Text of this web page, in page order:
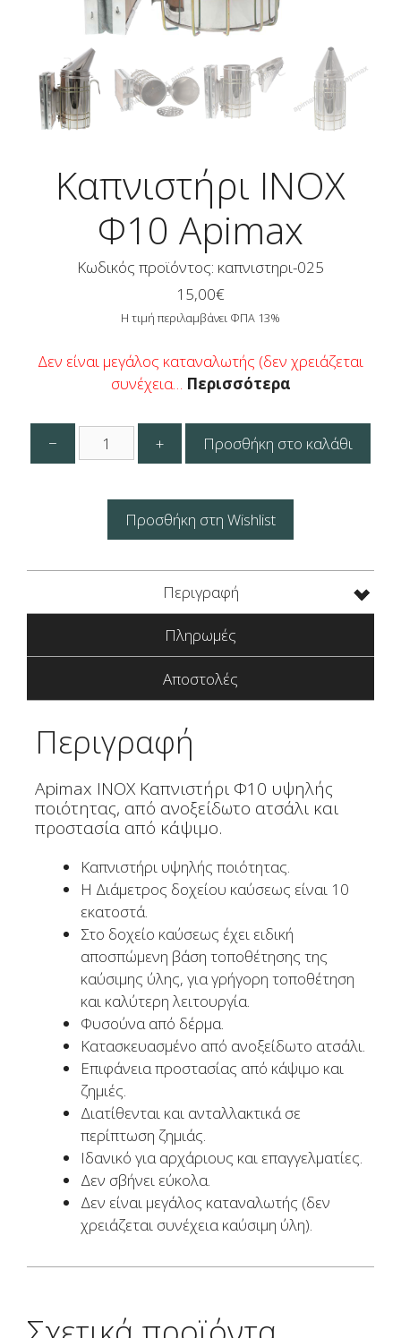
Καπνιστήρι INOX
Φ10 Apimax
Κωδικός προϊόντος: καπνιστηρι-025
15,00€
Η τιμή περιλαμβάνει ΦΠΑ 13%
Δεν είναι μεγάλος καταναλωτής (δεν χρειάζεται
συνέχεια… Περισσότερα
−
Καπνιστήρι
INOX
Apimax
ποσότητα
+ Προσθήκη στο καλάθι
Προσθήκη στη Wishlist
Περιγραφή
Πληρωμές
Αποστολές
Περιγραφή
Apimax INOX Καπνιστήρι Φ10 υψηλής
ποιότητας, από ανοξείδωτο ατσάλι και
προστασία από κάψιμο.
Καπνιστήρι υψηλής ποιότητας.
Η Διάμετρος δοχείου καύσεως είναι 10
εκατοστά.
Στο δοχείο καύσεως έχει ειδική
αποσπώμενη βάση τοποθέτησης της
καύσιμης ύλης, για γρήγορη τοποθέτηση
και καλύτερη λειτουργία.
Φυσούνα από δέρμα.
Κατασκευασμένο από ανοξείδωτο ατσάλι.
Επιφάνεια προστασίας από κάψιμο και
ζημιές.
Διατίθενται και ανταλλακτικά σε
περίπτωση ζημιάς.
Ιδανικό για αρχάριους και επαγγελματίες.
Δεν σβήνει εύκολα.
Δεν είναι μεγάλος καταναλωτής (δεν
χρειάζεται συνέχεια καύσιμη ύλη).